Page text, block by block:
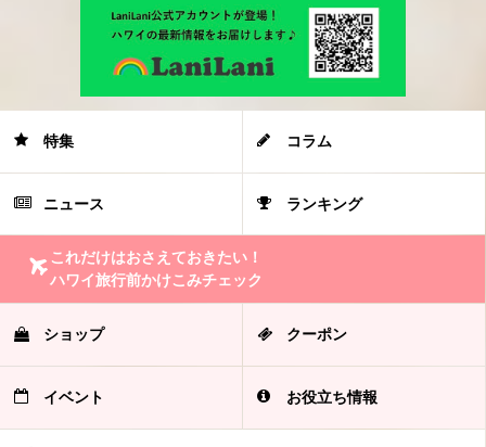
特集 コラム
ニュース ランキング
これだけはおさえておきたい！
ハワイ旅行前かけこみチェック
ショップ クーポン
イベント お役立ち情報